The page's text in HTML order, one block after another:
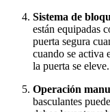
Sistema de
están equipadas
puerta segura
cuando se activa
la puerta se eleve.
Operación
basculantes